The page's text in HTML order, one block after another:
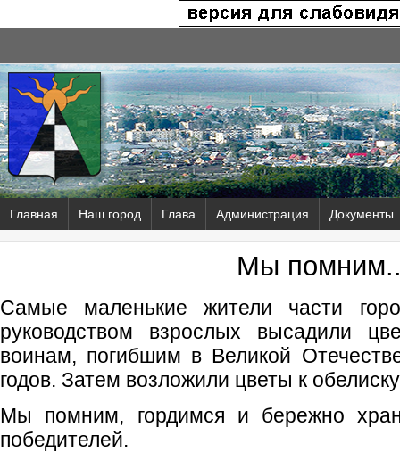
Главная Наш город Глава Администрация Документы
Мы
Самые маленькие жители части
руководством взрослых высадили
воинам, погибшим в Великой
годов. Затем возложили цветы к
Мы помним, гордимся и бережно
победителей.